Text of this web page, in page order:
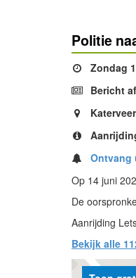
Politie
Zondag
Bericht
Ontvang
Op 14 juni
De
Aanrijding
Bekijk alle